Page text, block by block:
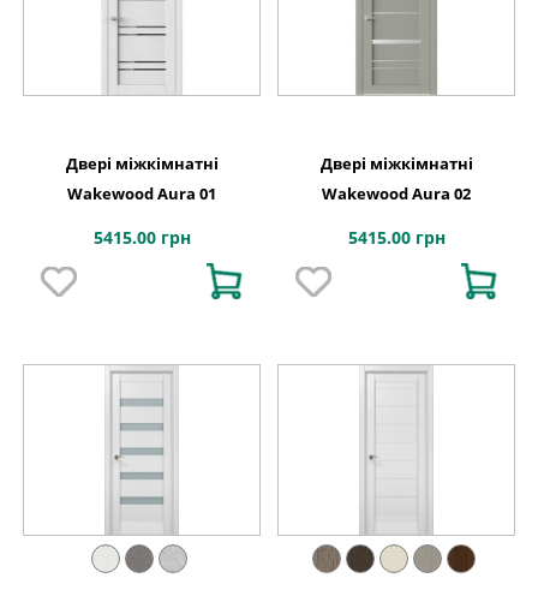
Двері міжкімнатні
Wakewood Aura 01
5415.00 грн
Двері міжкімнатні
Wakewood Aura 02
5415.00 грн